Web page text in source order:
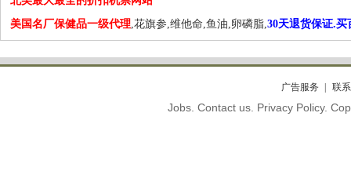
美国名厂保健品一级代理,花旗参,维他命,鱼油,卵磷脂,30天退货保证.买
广告服务 联
Jobs. Contact us. Privacy Policy.